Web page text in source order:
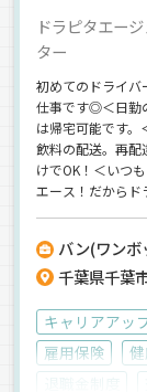
ドラピタエー
ター
初めてのドライ
仕事です◎＜日勤
は帰宅可能です
飲料の配送。再
けでOK！＜いつ
エース！だからド
や育児休暇、有給
ら働ける職場です
が、応募はドラ
バン(ワンボ
千葉県千葉
キャリアアッ
雇用保険